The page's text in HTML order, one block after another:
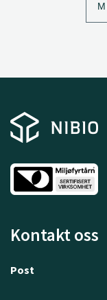
Kontakt oss
Post